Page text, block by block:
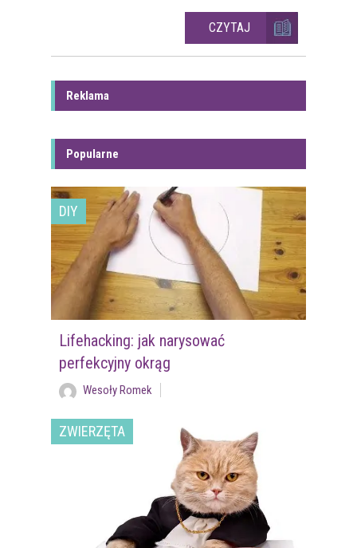
CZYTAJ
Reklama
Popularne
DIY
Lifehacking: jak narysować
perfekcyjny okrąg
Wesoły Romek
ZWIERZĘTA